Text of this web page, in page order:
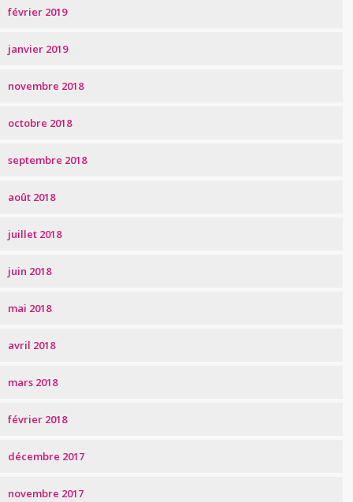
février 2019
janvier 2019
novembre 2018
octobre 2018
septembre 2018
août 2018
juillet 2018
juin 2018
mai 2018
avril 2018
mars 2018
février 2018
décembre 2017
novembre 2017